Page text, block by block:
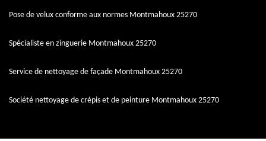
Pose de velux conforme aux normes Montmahoux 25270
Spécialiste en zinguerie Montmahoux 25270
Service de nettoyage de façade Montmahoux 25270
Société nettoyage de crépis et de peinture Montmahoux 25270